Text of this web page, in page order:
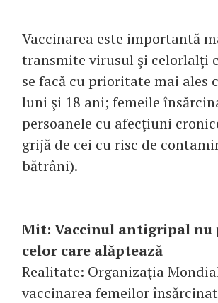
Vaccinarea este importantă
transmite virusul şi celorlalţi
se facă cu prioritate mai
luni şi 18 ani; femeile
persoanele cu afecţiuni
grijă de cei cu risc de
bătrâni).
Mit: Vaccinul antigripal nu
celor care alăptează
Realitate: Organizaţia
vaccinarea femeilor